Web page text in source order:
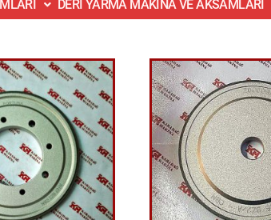
DERİ YARMA MAKİNA VE AKSAMLARI